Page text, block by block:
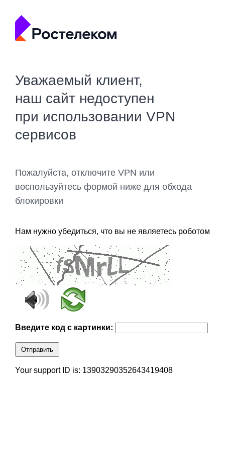
Уважаемый клиент,
наш сайт недоступен
при использовании VPN
сервисов
Пожалуйста, отключите VPN или
воспользуйтесь формой ниже для обхода
блокировки
Нам нужно убедиться, что вы не являетесь роботом
Введите код с картинки:
Отправить
Your support ID is: 13903290352643419408